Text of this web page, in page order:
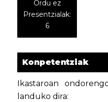
Ordu ez
Presentzialak:
6
Konpetentziak
Ikastaroan
landuko dira: